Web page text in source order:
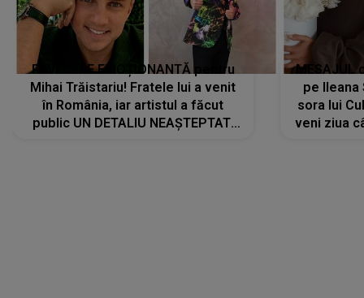
REVEDERE EMOȚIONANTĂ pentru
Mihai Trăistariu! Fratele lui a venit
în România, iar artistul a făcut
public UN DETALIU NEAȘTEPTAT:
MESAJUL
pe Ileana
sora lui
veni ziua